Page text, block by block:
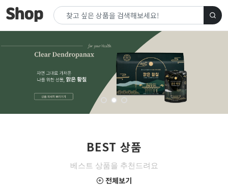
BEST 상품
베스트 상품을 추천드려요
전체보기